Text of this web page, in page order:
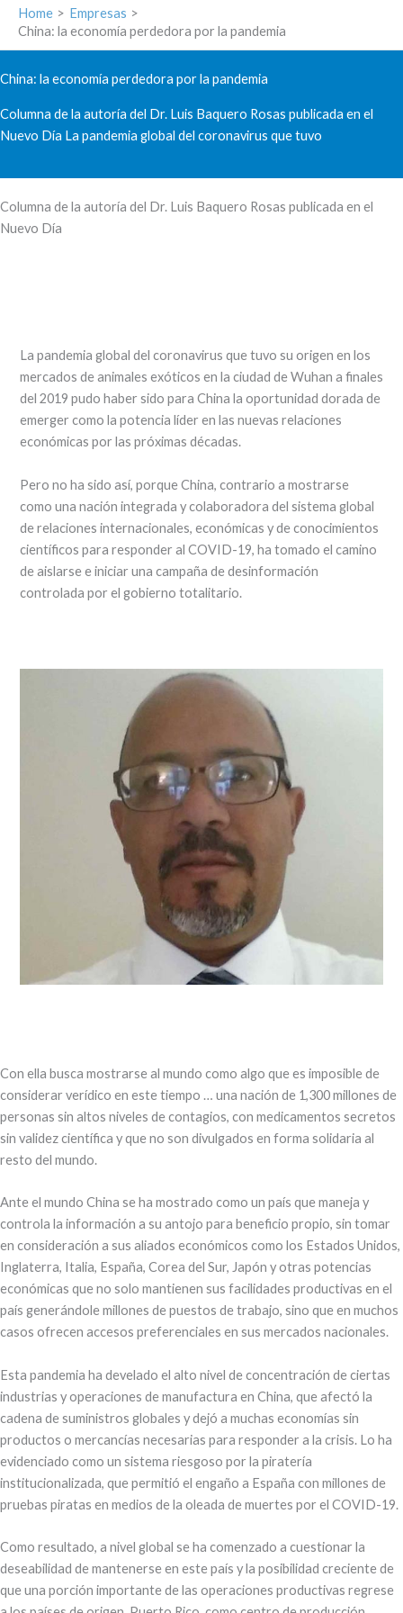
Home
Empresas
China: la economía perdedora por la pandemia
China: la economía perdedora por la pandemia
Columna de la autoría del Dr. Luis Baquero Rosas publicada en el
Nuevo Día La pandemia global del coronavirus que tuvo
Columna de la autoría del Dr. Luis Baquero Rosas publicada en el
Nuevo Día
La pandemia global del coronavirus que tuvo su origen en los
mercados de animales exóticos en la ciudad de Wuhan a finales
del 2019 pudo haber sido para China la oportunidad dorada de
emerger como la potencia líder en las nuevas relaciones
económicas por las próximas décadas.
Pero no ha sido así, porque China, contrario a mostrarse
como una nación integrada y colaboradora del sistema global
de relaciones internacionales, económicas y de conocimientos
científicos para responder al COVID-19, ha tomado el camino
de aislarse e iniciar una campaña de desinformación
controlada por el gobierno totalitario.
Con ella busca mostrarse al mundo como algo que es imposible de
considerar verídico en este tiempo … una nación de 1,300 millones de
personas sin altos niveles de contagios, con medicamentos secretos
sin validez científica y que no son divulgados en forma solidaria al
resto del mundo.
Ante el mundo China se ha mostrado como un país que maneja y
controla la información a su antojo para beneficio propio, sin tomar
en consideración a sus aliados económicos como los Estados Unidos,
Inglaterra, Italia, España, Corea del Sur, Japón y otras potencias
económicas que no solo mantienen sus facilidades productivas en el
país generándole millones de puestos de trabajo, sino que en muchos
casos ofrecen accesos preferenciales en sus mercados nacionales.
Esta pandemia ha develado el alto nivel de concentración de ciertas
industrias y operaciones de manufactura en China, que afectó la
cadena de suministros globales y dejó a muchas economías sin
productos o mercancías necesarias para responder a la crisis. Lo ha
evidenciado como un sistema riesgoso por la piratería
institucionalizada, que permitió el engaño a España con millones de
pruebas piratas en medios de la oleada de muertes por el COVID-19.
Como resultado, a nivel global se ha comenzado a cuestionar la
deseabilidad de mantenerse en este país y la posibilidad creciente de
que una porción importante de las operaciones productivas regrese